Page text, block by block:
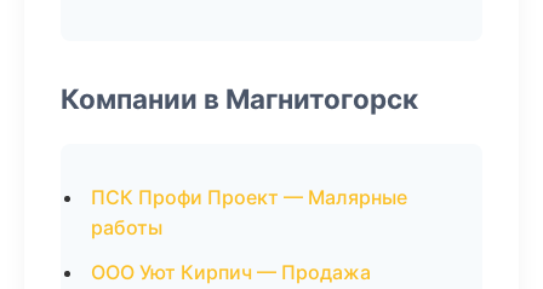
Компании в Магнитогорск
ПСК Профи Проект — Малярные
работы
ООО Уют Кирпич — Продажа